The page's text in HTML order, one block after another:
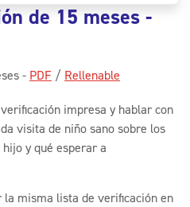
de 15 meses -
- PDF / Rellenable
impresa y hablar con
visita de niño sano sobre los
y qué esperar a
la misma lista de verificación en